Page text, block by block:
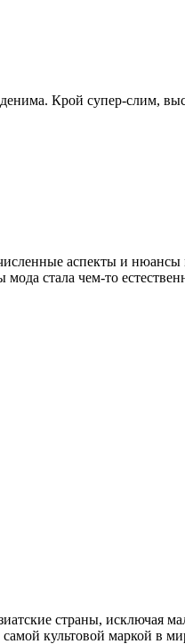
Крой супер-слим,
аспекты и
стала чем-то
страны, исключая
культовой маркой в